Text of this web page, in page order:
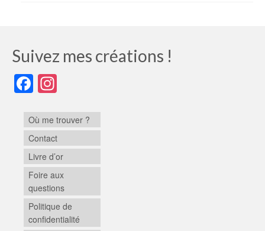
Suivez mes créations !
Facebook
Où me trouver ?
Contact
Livre d’or
Foire aux
questions
Politique de
confidentialité